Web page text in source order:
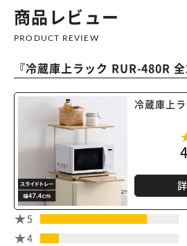
商品レビュー
PRODUCT REVIEW
『冷蔵庫上ラック RUR-480R
冷蔵庫上
5
4